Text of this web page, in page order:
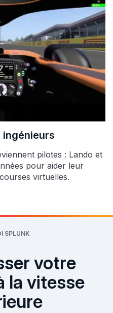
ingénieurs
pilotes : Lando et
pour aider leur
virtuelles.
SPLUNK
votre
la vitesse